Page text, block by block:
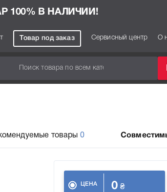
100% В НАЛИЧИИ!
Товар под заказ Сервисный центр О
товары 0
ЦЕНА 0 ₴